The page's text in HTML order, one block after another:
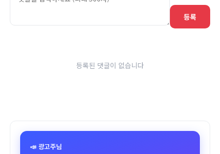
등록
등록된 댓글이 없습니다
📣 광고주님